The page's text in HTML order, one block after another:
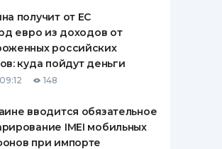
получит от ЕС
евро из доходов от
российских
куда пойдут деньги
148
вводится обязательное
IMEI мобильных
при импорте